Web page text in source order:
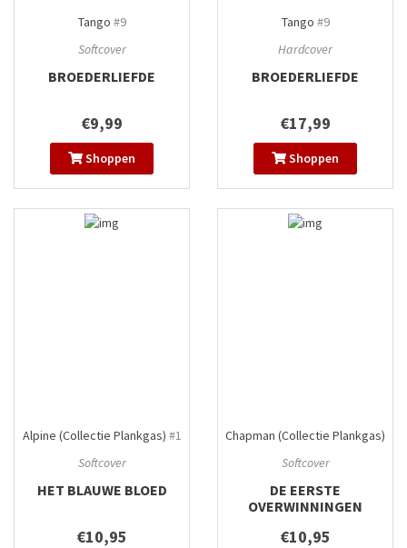
Tango #9
Softcover
BROEDERLIEFDE
€9,99
Shoppen
Tango #9
Hardcover
BROEDERLIEFDE
€17,99
Shoppen
Alpine (Collectie Plankgas) #1
Softcover
HET BLAUWE BLOED
€10,95
Chapman (Collectie Plankgas)
Softcover
DE EERSTE
OVERWINNINGEN
€10,95